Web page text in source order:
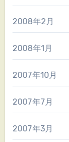
2008年2月
2008年1月
2007年10月
2007年7月
2007年3月